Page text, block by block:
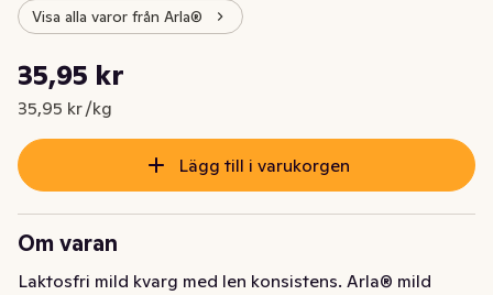
Visa alla varor från Arla®
Nuvarande pris är: 35,95 kr
35,95 kr
35,95 kr /kg
Styckpris: 35,95 kr /kg
Lägg till i varukorgen
Om varan
Laktosfri mild kvarg med len konsistens. Arla® mild